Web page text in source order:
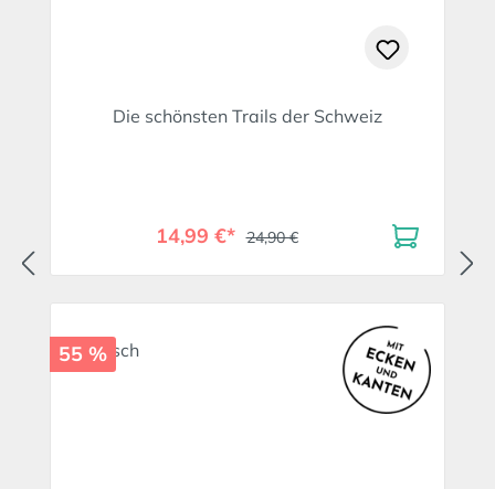
Die schönsten Trails der Schweiz
14,99 €* 24,90 €
55 %